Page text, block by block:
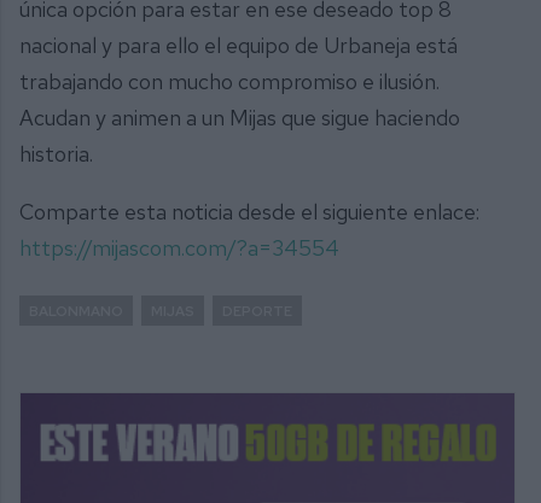
única opción para estar en ese deseado top 8
nacional y para ello el equipo de Urbaneja está
trabajando con mucho compromiso e ilusión.
Acudan y animen a un Mijas que sigue haciendo
historia.
Comparte esta noticia desde el siguiente enlace:
https://mijascom.com/?a=34554